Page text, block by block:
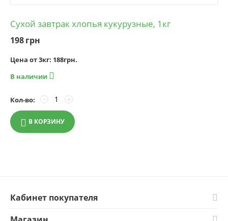
Сухой завтрак хлопья кукурузные, 1кг
198грн
Цена от 3кг: 188грн.
В наличии 
Кол-во: +
−
В КОРЗИНУ
Кабинет покупателя